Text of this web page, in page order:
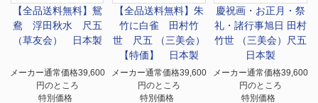
【全品送料無料】 鴛
鴦 浮田秋水 尺五
（草友会） 日本製
メーカー通常価格39,600
円のところ
特別価格
【全品送料無料】 朱
竹に白雀 田村竹
世 尺五 （三美会）
【特価】 日本製
メーカー通常価格39,600
円のところ
特別価格
慶祝画・お正月・祭
礼・諸行事旭日 田村
竹世 （三美会）尺五
日本製
メーカー通常価格39,600
円のところ
特別価格